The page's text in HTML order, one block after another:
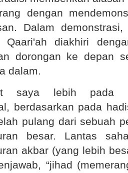
dengan
Dalam
Qaari'ah diakhiri
dorongan ke depan
dalam.
saya lebih pada
berdasarkan pada
pulang dari sebuah
besar. Lantas
akbar (yang lebih
“jihad